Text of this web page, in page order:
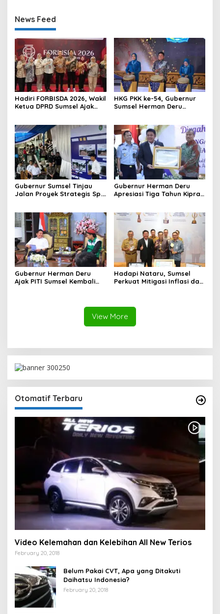
News Feed
Hadiri FORBISDA 2026, Wakil
Ketua DPRD Sumsel Ajak
HKG PKK ke-54, Gubernur
Sumsel Herman Deru
Perempuan
Gubernur Sumsel Tinjau
Jalan Proyek Strategis Sp.
Gubernur Herman Deru
Apresiasi Tiga Tahun Kiprah
Negara
Gubernur Herman Deru
Ajak PITI Sumsel Kembali
Hadapi Nataru, Sumsel
Perkuat Mitigasi Inflasi dan
View More
Otomatif Terbaru
Video Kelemahan dan Kelebihan All New Terios
February 20, 2018
Belum Pakai CVT, Apa yang Ditakuti
Daihatsu Indonesia?
February 20, 2018